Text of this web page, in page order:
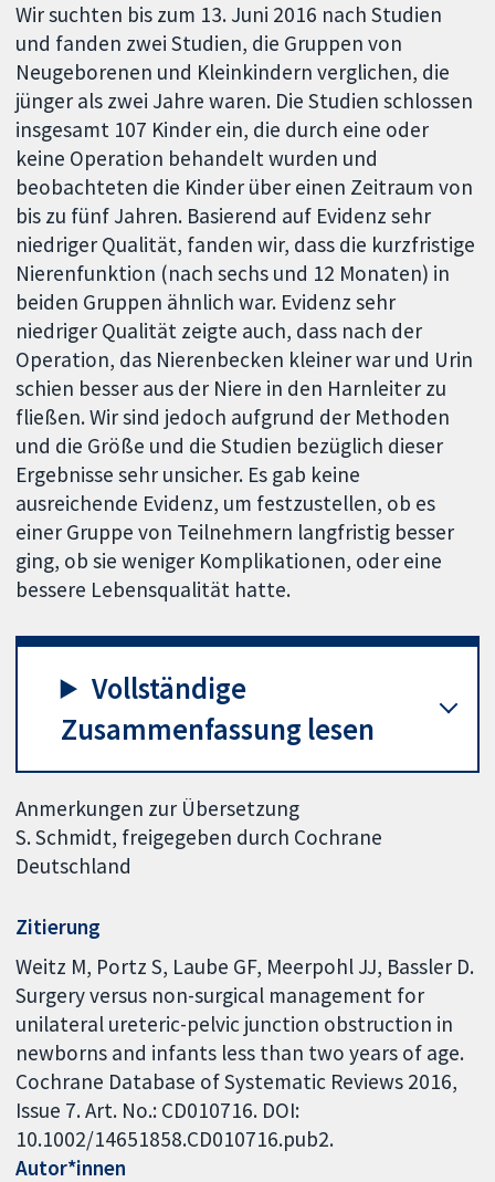
Wir suchten bis zum 13. Juni 2016 nach Studien
und fanden zwei Studien, die Gruppen von
Neugeborenen und Kleinkindern verglichen, die
jünger als zwei Jahre waren. Die Studien schlossen
insgesamt 107 Kinder ein, die durch eine oder
keine Operation behandelt wurden und
beobachteten die Kinder über einen Zeitraum von
bis zu fünf Jahren. Basierend auf Evidenz sehr
niedriger Qualität, fanden wir, dass die kurzfristige
Nierenfunktion (nach sechs und 12 Monaten) in
beiden Gruppen ähnlich war. Evidenz sehr
niedriger Qualität zeigte auch, dass nach der
Operation, das Nierenbecken kleiner war und Urin
schien besser aus der Niere in den Harnleiter zu
fließen. Wir sind jedoch aufgrund der Methoden
und die Größe und die Studien bezüglich dieser
Ergebnisse sehr unsicher. Es gab keine
ausreichende Evidenz, um festzustellen, ob es
einer Gruppe von Teilnehmern langfristig besser
ging, ob sie weniger Komplikationen, oder eine
bessere Lebensqualität hatte.
Vollständige
Zusammenfassung lesen
Anmerkungen zur Übersetzung
S. Schmidt, freigegeben durch Cochrane
Deutschland
Zitierung
Weitz M, Portz S, Laube GF, Meerpohl JJ, Bassler D.
Surgery versus non-surgical management for
unilateral ureteric-pelvic junction obstruction in
newborns and infants less than two years of age.
Cochrane Database of Systematic Reviews 2016,
Issue 7. Art. No.: CD010716. DOI:
10.1002/14651858.CD010716.pub2.
Autor*innen